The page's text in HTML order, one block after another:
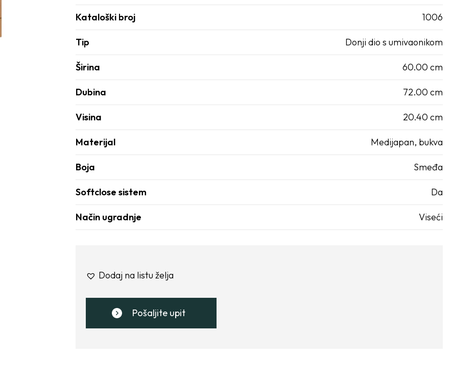
Kataloški broj 1006
Tip Donji dio s umivaonikom
Širina 60.00 cm
Dubina 72.00 cm
Visina 20.40 cm
Materijal Medijapan, bukva
Boja Smeđa
Softclose sistem Da
Način ugradnje Viseći
Dodaj na listu želja
Pošaljite upit